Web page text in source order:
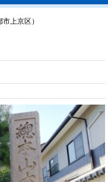
上京区）